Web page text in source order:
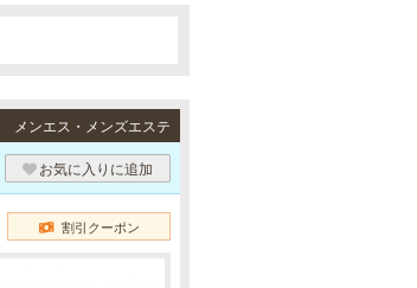
メンエス・メンズエステ
お気に入りに追加
割引クーポン